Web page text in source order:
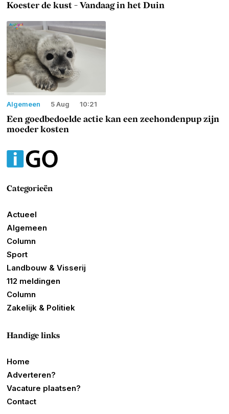
Koester de kust - Vandaag in het Duin
Algemeen 5 Aug 10:21
Een goedbedoelde actie kan een zeehondenpup zijn
moeder kosten
Categorieën
Actueel
Algemeen
Column
Sport
Landbouw & Visserij
112 meldingen
Column
Zakelijk & Politiek
Handige links
Home
Adverteren?
Vacature plaatsen?
Contact